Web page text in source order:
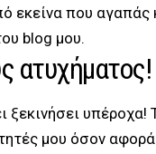
εκείνα που αγαπάς
blog μου.
ατυχήματος!
ξεκινήσει
μου όσον αφορά